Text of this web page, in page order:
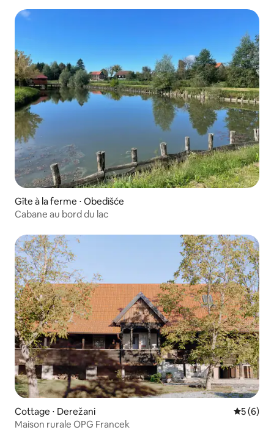
Gîte à la ferme ⋅ Obedišće
Cabane au bord du lac
Cottage ⋅ Derežani
5 (6)
Maison rurale OPG Francek